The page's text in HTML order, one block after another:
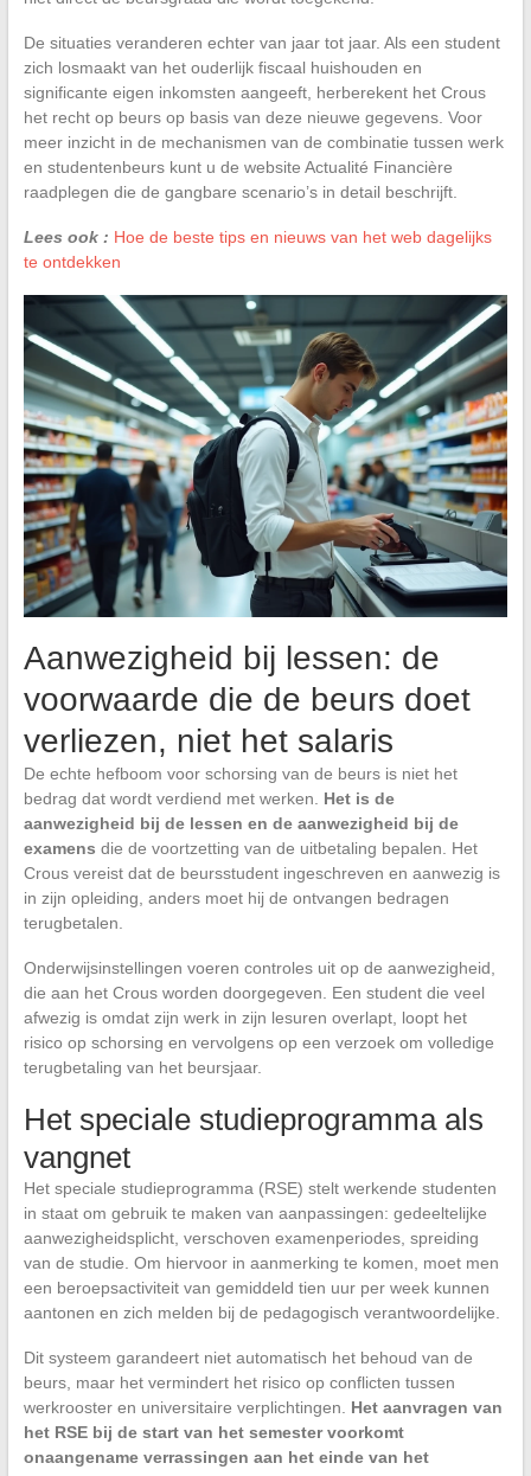
De situaties veranderen echter van jaar tot jaar. Als een student
zich losmaakt van het ouderlijk fiscaal huishouden en
significante eigen inkomsten aangeeft, herberekent het Crous
het recht op beurs op basis van deze nieuwe gegevens. Voor
meer inzicht in de mechanismen van de combinatie tussen werk
en studentenbeurs kunt u de website Actualité Financière
raadplegen die de gangbare scenario’s in detail beschrijft.
Lees ook : Hoe de beste tips en nieuws van het web dagelijks
te ontdekken
Aanwezigheid bij lessen: de
voorwaarde die de beurs doet
verliezen, niet het salaris
De echte hefboom voor schorsing van de beurs is niet het
bedrag dat wordt verdiend met werken. Het is de
aanwezigheid bij de lessen en de aanwezigheid bij de
examens die de voortzetting van de uitbetaling bepalen. Het
Crous vereist dat de beursstudent ingeschreven en aanwezig is
in zijn opleiding, anders moet hij de ontvangen bedragen
terugbetalen.
Onderwijsinstellingen voeren controles uit op de aanwezigheid,
die aan het Crous worden doorgegeven. Een student die veel
afwezig is omdat zijn werk in zijn lesuren overlapt, loopt het
risico op schorsing en vervolgens op een verzoek om volledige
terugbetaling van het beursjaar.
Het speciale studieprogramma als
vangnet
Het speciale studieprogramma (RSE) stelt werkende studenten
in staat om gebruik te maken van aanpassingen: gedeeltelijke
aanwezigheidsplicht, verschoven examenperiodes, spreiding
van de studie. Om hiervoor in aanmerking te komen, moet men
een beroepsactiviteit van gemiddeld tien uur per week kunnen
aantonen en zich melden bij de pedagogisch verantwoordelijke.
Dit systeem garandeert niet automatisch het behoud van de
beurs, maar het vermindert het risico op conflicten tussen
werkrooster en universitaire verplichtingen. Het aanvragen van
het RSE bij de start van het semester voorkomt
onaangename verrassingen aan het einde van het